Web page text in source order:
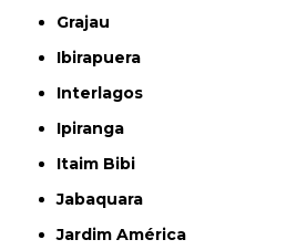
Grajau
Ibirapuera
Interlagos
Ipiranga
Itaim Bibi
Jabaquara
Jardim América